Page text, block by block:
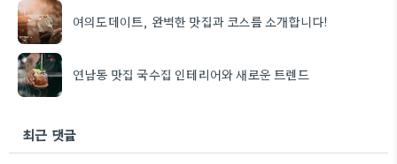
여의도데이트, 완벽한 맛집과 코스를 소개합니다!
연남동 맛집 국수집 인테리어와 새로운 트렌드
최근 댓글